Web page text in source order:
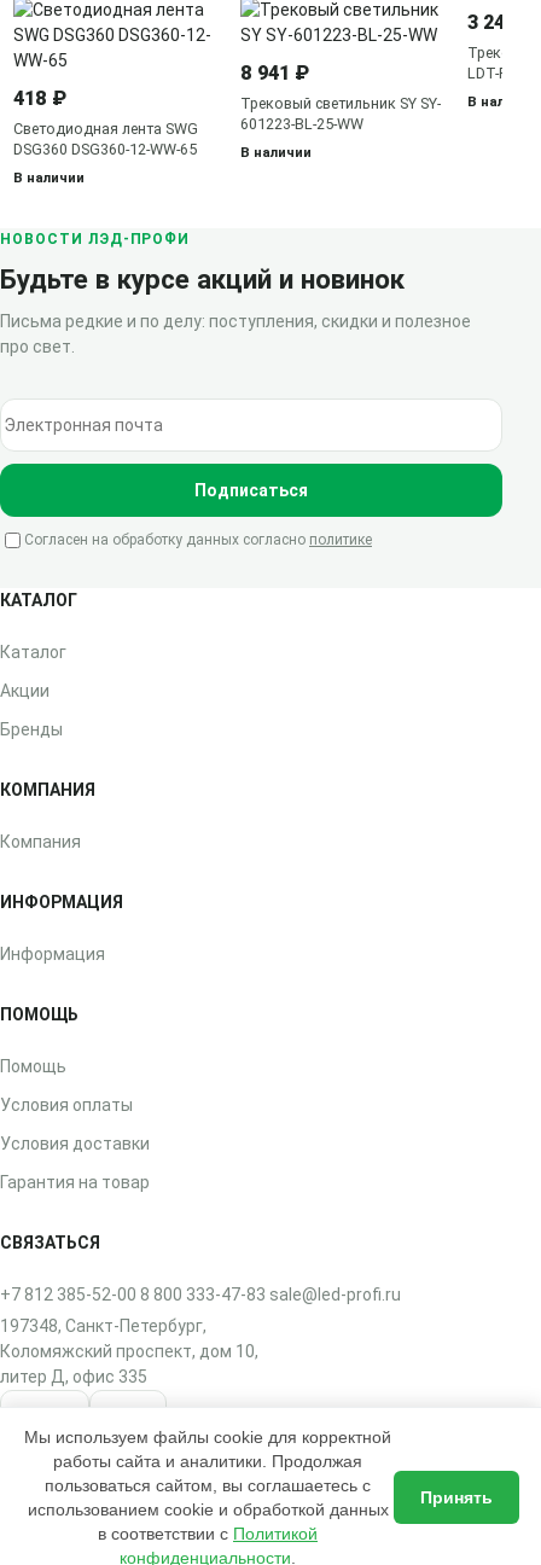
418 ₽
Светодиодная лента SWG
DSG360 DSG360-12-WW-65
В наличии
8 941 ₽
Трековый светильник SY SY-
601223-BL-25-WW
В наличии
3 246 ₽
Трековый
LDT-RBL-
В наличии
НОВОСТИ ЛЭД-ПРОФИ
Будьте в курсе акций и новинок
Письма редкие и по делу: поступления, скидки и полезное
про свет.
Электронная почта
Подписаться
Согласен на обработку данных согласно политике
КАТАЛОГ
Каталог
Акции
Бренды
КОМПАНИЯ
Компания
ИНФОРМАЦИЯ
Информация
ПОМОЩЬ
Помощь
Условия оплаты
Условия доставки
Гарантия на товар
СВЯЗАТЬСЯ
+7 812 385-52-00 8 800 333-47-83 sale@led-profi.ru
197348, Санкт-Петербург,
Коломяжский проспект, дом 10,
литер Д, офис 335
2017–2026 © ЛЭД-ПРОФИ — интернет-магазин освещения
Доставка по всей России
Мы используем файлы cookie для корректной
работы сайта и аналитики. Продолжая
пользоваться сайтом, вы соглашаетесь с
использованием cookie и обработкой данных
в соответствии с Политикой
конфиденциальности
Принять